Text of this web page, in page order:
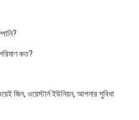
কত?
জিন, ওয়েস্টার্ন ইউনিয়ন, আপনার সুবিধা